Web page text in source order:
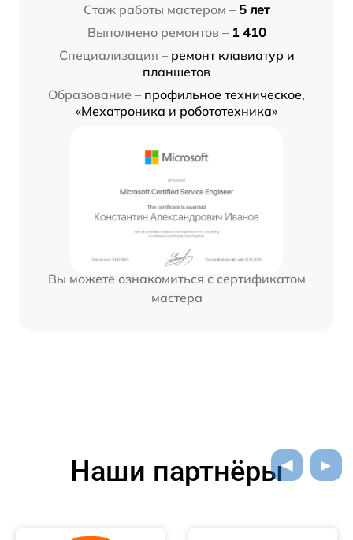
Стаж работы мастером – 5 лет
Выполнено ремонтов – 1 410
Специализация – ремонт клавиатур и
планшетов
Образование – профильное техническое,
«Мехатроника и робототехника»
Вы можете ознакомиться с сертификатом
мастера
Наши партнёры